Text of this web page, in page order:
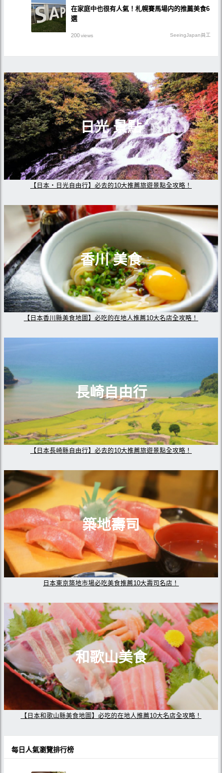
在家庭中也很有人氣！札幌賽馬場内的推薦美食6
選
200views SeeingJapan員工
日光 景點
【日本・日光自由行】必去的10大推薦旅遊景點全攻略！
香川 美食
【日本香川縣美食地圖】必吃的在地人推薦10大名店全攻略！
長崎自由行
【日本長崎縣自由行】必去的10大推薦旅遊景點全攻略！
築地壽司
日本東京築地市場必吃美食推薦10大壽司名店！
和歌山美食
【日本和歌山縣美食地圖】必吃的在地人推薦10大名店全攻略！
每日人氣瀏覽排行榜